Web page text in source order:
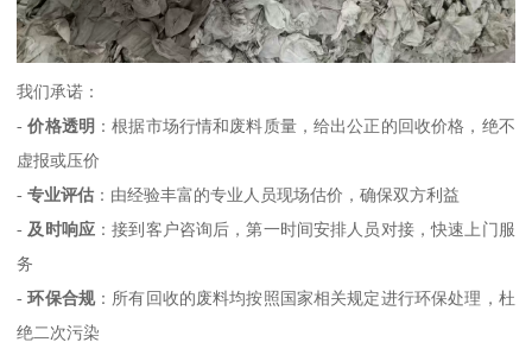
我们承诺：
-价格透明 ：根据市场行情和废料质量，给出公正的回收价格，绝不
虚报或压价
-专业评估 ：由经验丰富的专业人员现场估价，确保双方利益
- 及时响应 ：接到客户咨询后，第一时间安排人员对接，快速上门服
务
-环保合规：所有回收的废料均按照国家相关规定进行环保处理，杜
绝二次污染